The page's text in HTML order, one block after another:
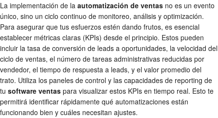
La implementación de la automatización de ventas no es un evento
único, sino un ciclo continuo de monitoreo, análisis y optimización.
Para asegurar que tus esfuerzos estén dando frutos, es esencial
establecer métricas claras (KPIs) desde el principio. Estos pueden
incluir la tasa de conversión de leads a oportunidades, la velocidad del
ciclo de ventas, el número de tareas administrativas reducidas por
vendedor, el tiempo de respuesta a leads, y el valor promedio del
trato. Utiliza los paneles de control y las capacidades de reporting de
tu software ventas para visualizar estos KPIs en tiempo real. Esto te
permitirá identificar rápidamente qué automatizaciones están
funcionando bien y cuáles necesitan ajustes.